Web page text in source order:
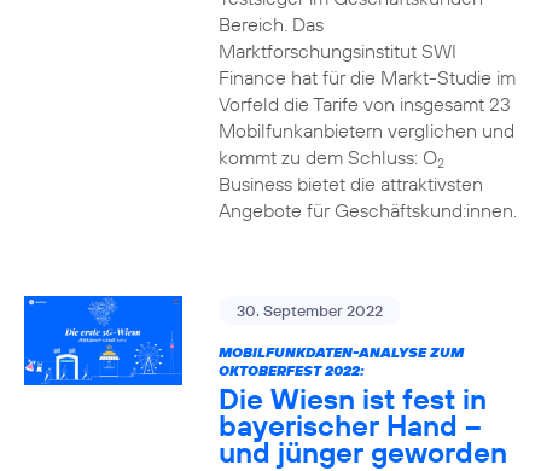
Bereich. Das
Marktforschungsinstitut SWI
Finance hat für die Markt-Studie im
Vorfeld die Tarife von insgesamt 23
Mobilfunkanbietern verglichen und
kommt zu dem Schluss: O2
Business bietet die attraktivsten
Angebote für Geschäftskund:innen.
30. September 2022
MOBILFUNKDATEN-ANALYSE ZUM
OKTOBERFEST 2022:
Die Wiesn ist fest in
bayerischer Hand –
und jünger geworden